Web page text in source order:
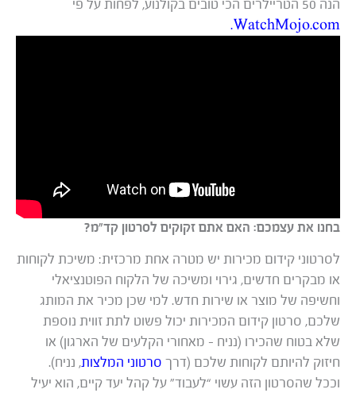
הנה 50 הטריילרים הכי טובים בקולנוע, לפחות על פי
WatchMojo.com.
בחנו את עצמכם: האם אתם זקוקים לסרטון קד”מ?
לסרטוני קידום מכירות יש מטרה אחת מרכזית: משיכת לקוחות
או מבקרים חדשים, גירוי ומשיכה של הלקוח הפוטנציאלי
וחשיפה של מוצר או שירות חדש. למי שכן מכיר את המותג
שלכם, סרטון קידום המכירות יכול פשוט לתת זווית נוספת
שלא בטוח שהכירו (נניח – מאחורי הקלעים של הארגון) או
חיזוק להיותם לקוחות שלכם (דרך סרטוני המלצות, נניח).
וככל שהסרטון הזה עשוי “לעבוד” על קהל יעד קיים, הוא יעיל